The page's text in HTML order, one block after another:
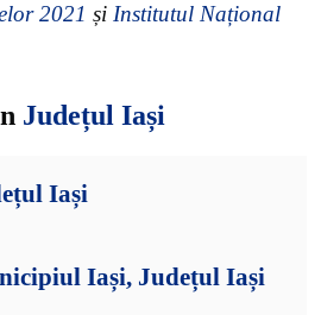
2021 și Institutul Național
Județul Iași
Iași
Iași, Județul Iași